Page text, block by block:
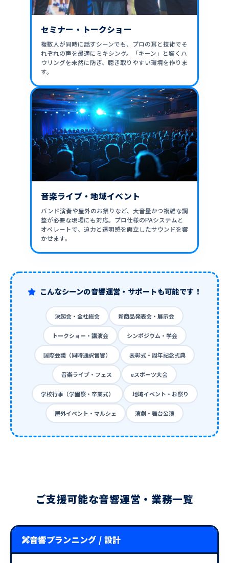
セミナー・トークショー
複数人が同時に話すシーンでも、プロの耳と技術でそ
れぞれの声を最適にミキシング。「キーン」と響くハ
ウリングを未然に防ぎ、聴き取りやすい環境を作りま
す。
音楽ライブ・地域イベント
バンド演奏や屋外のお祭りなど、大音量かつ複雑な調
整が必要な現場にも対応。プロ仕様のPAシステムと
オペレートで、迫力と透明感を両立したサウンドを響
かせます。
こんなシーンの音響運営・サポートも可能です！
決起会・全社総会 新商品発表会・展示会
トークショー・講演会 シンポジウム・学会
国際会議（同時通訳音響） 表彰式・周年記念式典
音楽ライブ・フェス eスポーツ大会
学校行事（学園祭・卒業式） 地域イベント・お祭り
屋外イベント・マルシェ 演劇・舞台公演
ご支援可能な音響運営・業務一覧
音響プランニング / 設計